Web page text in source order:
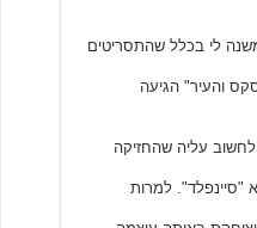
לי בכלל שהתסריטים
והעיר" הגיעה
עליה שהחזיקה
"סיינפלד". למרות